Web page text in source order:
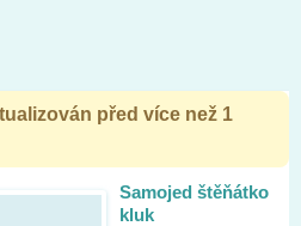
před více než 1
Samojed štěňátko
kluk